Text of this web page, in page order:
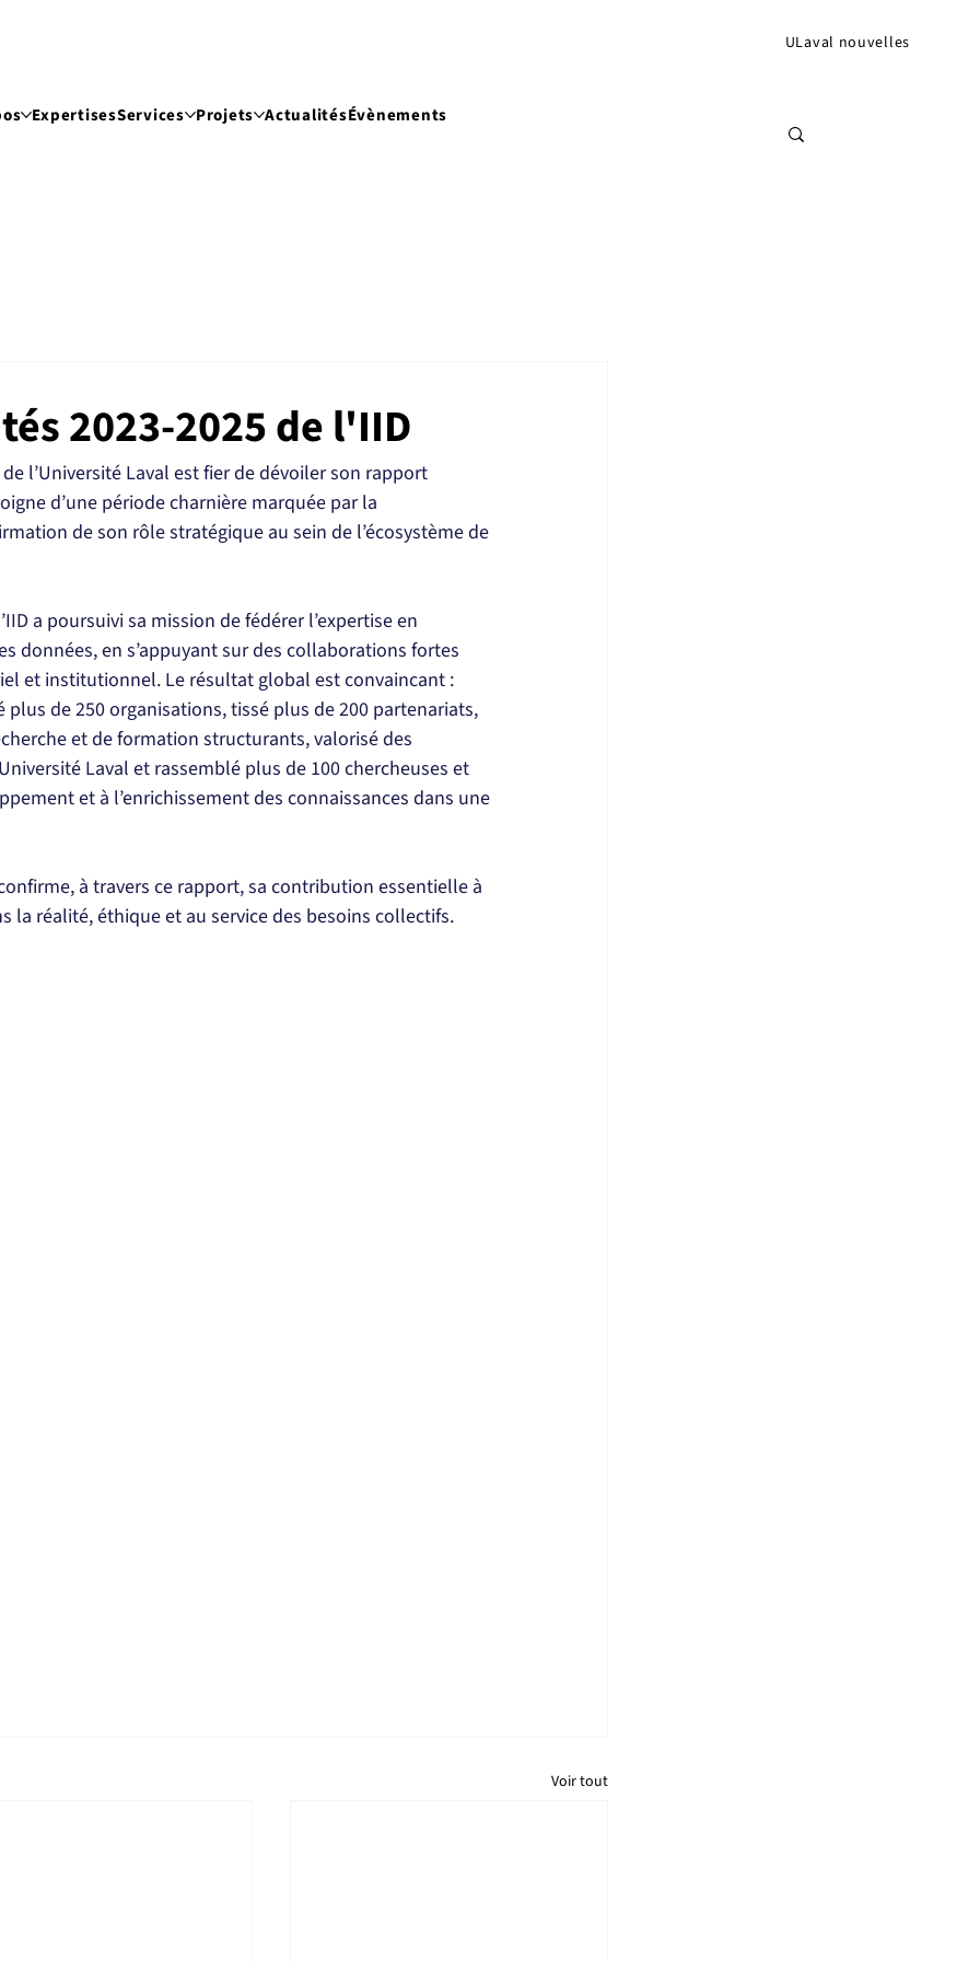
ExpertisesServices Projets ActualitésÉvènements
ULaval nouvelles
2023-2025 de l'IID
l’Université Laval est fier de dévoiler son rapport
d’une période charnière marquée par la
de son rôle stratégique au sein de l’écosystème de
a poursuivi sa mission de fédérer l’expertise en
données, en s’appuyant sur des collaborations fortes
et institutionnel. Le résultat global est convaincant :
plus de 250 organisations, tissé plus de 200 partenariats,
et de formation structurants, valorisé des
Laval et rassemblé plus de 100 chercheuses et
et à l’enrichissement des connaissances dans une
à travers ce rapport, sa contribution essentielle à
la réalité, éthique et au service des besoins collectifs.
Voir tout